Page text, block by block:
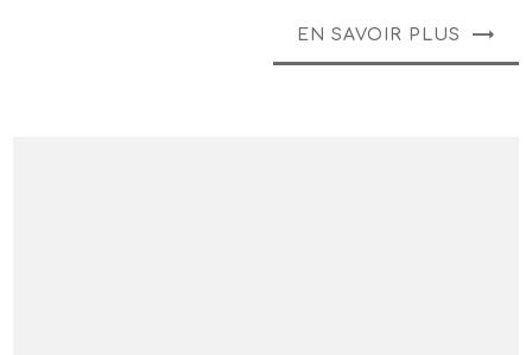
EN SAVOIR PLUS